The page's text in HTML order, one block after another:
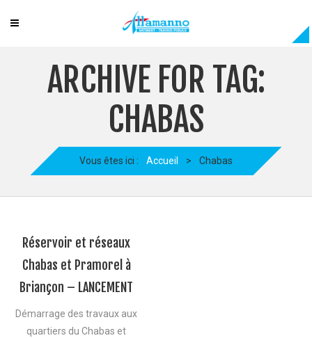
ARCHIVE FOR TAG:
CHABAS
Vous êtes ici : Accueil > Chabas
Réservoir et réseaux
Chabas et Pramorel à
Briançon – LANCEMENT
Démarrage des travaux aux
quartiers du Chabas et